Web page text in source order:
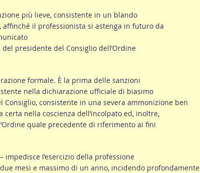
più lieve, consistente in un blando
il professionista si astenga in futuro da
presidente del Consiglio dell’Ordine
formale. È la prima delle sanzioni
nella dichiarazione ufficiale di biasimo
Consiglio, consistente in una severa ammonizione ben
certa nella coscienza dell’incolpato ed, inoltre,
quale precedente di riferimento ai fini
– impedisce l’esercizio della professione
mesi e massimo di un anno, incidendo profondamente